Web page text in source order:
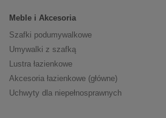
Meble i Akcesoria
Szafki podumywalkowe
Umywalki z szafką
Lustra łazienkowe
Akcesoria łazienkowe (główne)
Uchwyty dla niepełnosprawnych